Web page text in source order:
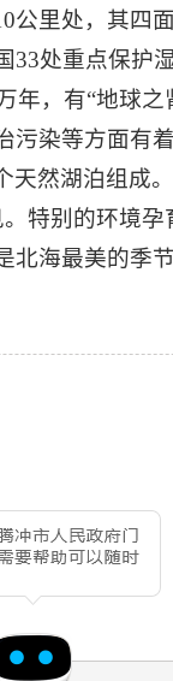
公里处，其四
33处重点保
年，有“地球
污染等方面有
天然湖泊组成
特别的环境
北海最美的季